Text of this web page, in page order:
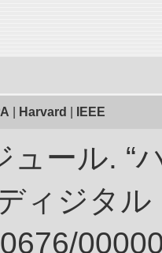
Harvard IEEE
ュール. “
ィジタ